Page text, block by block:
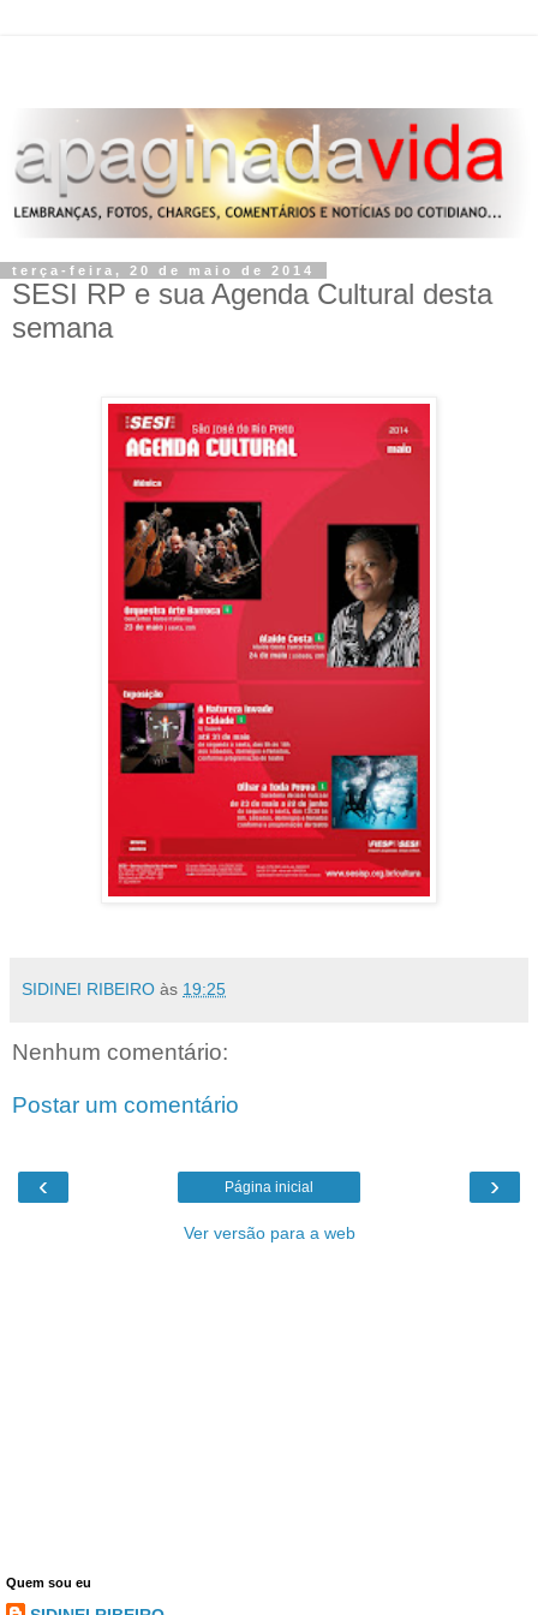
terça-feira, 20 de maio de 2014
SESI RP e sua Agenda Cultural desta
semana
SIDINEI RIBEIRO às 19:25
Nenhum comentário:
Postar um comentário
‹ ›
Página inicial
Ver versão para a web
Quem sou eu